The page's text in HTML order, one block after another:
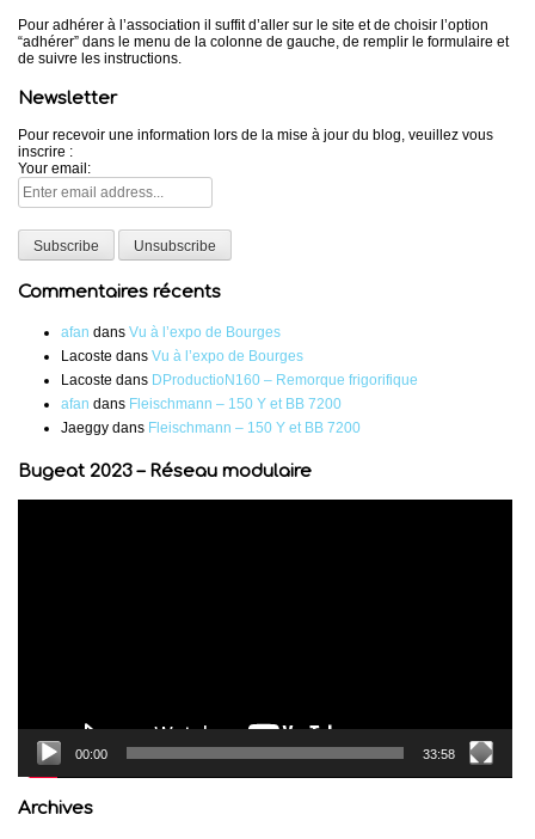
Pour adhérer à l’association il suffit d’aller sur le site et de choisir l’option
“adhérer” dans le menu de la colonne de gauche, de remplir le formulaire et
de suivre les instructions.
Newsletter
Pour recevoir une information lors de la mise à jour du blog, veuillez vous
inscrire :
Your email:
Commentaires récents
afan dans Vu à l’expo de Bourges
Lacoste dans Vu à l’expo de Bourges
Lacoste dans DProductioN160 – Remorque frigorifique
afan dans Fleischmann – 150 Y et BB 7200
Jaeggy dans Fleischmann – 150 Y et BB 7200
Bugeat 2023 – Réseau modulaire
00:00 33:58
Archives